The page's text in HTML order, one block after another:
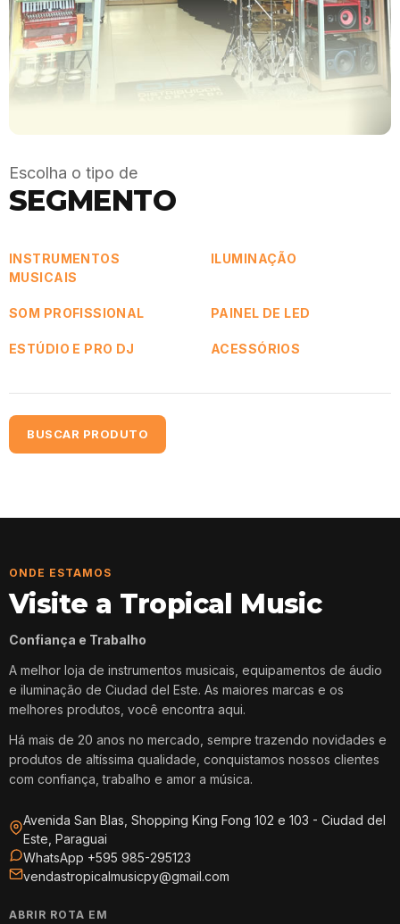
Escolha o tipo de
SEGMENTO
INSTRUMENTOS
MUSICAIS
ILUMINAÇÃO
SOM PROFISSIONAL PAINEL DE LED
ESTÚDIO E PRO DJ ACESSÓRIOS
BUSCAR PRODUTO
ONDE ESTAMOS
Visite a Tropical Music
Confiança e Trabalho
A melhor loja de instrumentos musicais, equipamentos de áudio
e iluminação de Ciudad del Este. As maiores marcas e os
melhores produtos, você encontra aqui.
Há mais de 20 anos no mercado, sempre trazendo novidades e
produtos de altíssima qualidade, conquistamos nossos clientes
com confiança, trabalho e amor a música.
Avenida San Blas, Shopping King Fong 102 e 103 - Ciudad del
Este, Paraguai
WhatsApp +595 985-295123
vendastropicalmusicpy@gmail.com
ABRIR ROTA EM